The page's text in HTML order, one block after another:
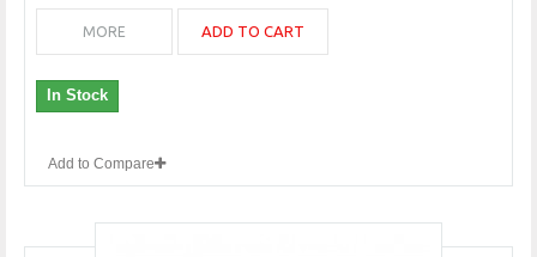
ADD TO CART
MORE
In Stock
Add to Compare